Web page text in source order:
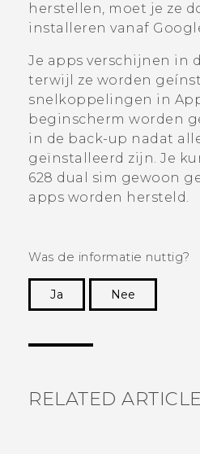
herstellen, moet je ze
installeren vanaf
Je apps verschijnen in
terwijl ze worden
snelkoppelingen in
beginscherm worden
in de back-up nadat
geïnstalleerd zijn. Je
628 dual sim gewoon
apps worden hersteld.
Was de informatie nuttig?
Ja
Nee
RELATED ARTICLE